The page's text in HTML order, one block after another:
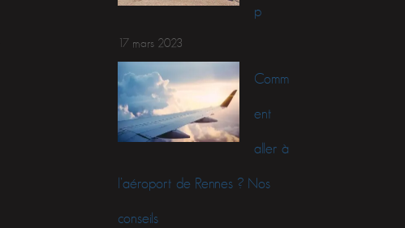
p
17 mars 2023
Comm
ent
aller à
l’aéroport de Rennes ? Nos
conseils